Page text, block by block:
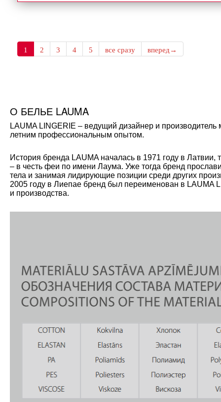
1 2 3 4 5 все сразу вперед→
О БЕЛЬЕ LAUMA
LAUMA LINGERIE – ведущий дизайнер и
летним профессиональным опытом.
История бренда LAUMA началась в 1971 году в
– в честь феи по имени Лаума. Уже тогда бренд
тела и занимая лидирующие позиции среди других
2005 году в Лиепае бренд был переименован в LAUMA
и производства.